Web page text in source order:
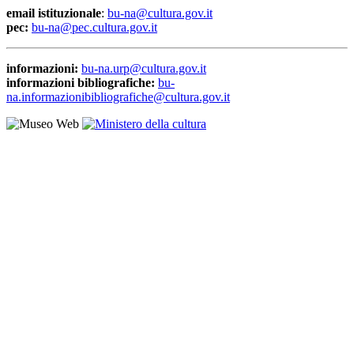
email istituzionale: bu-na@cultura.gov.it
pec: bu-na@pec.cultura.gov.it
informazioni: bu-na.urp@cultura.gov.it
informazioni bibliografiche: bu-
na.informazionibibliografiche@cultura.gov.it